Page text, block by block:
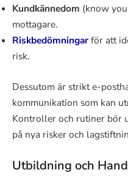
Kundkännedom (know
mottagare.
Riskbedömningarför att
risk.
Dessutom är strikt e-
kommunikation som kan
Kontroller och rutiner bör
på nya risker och
Utbildning och